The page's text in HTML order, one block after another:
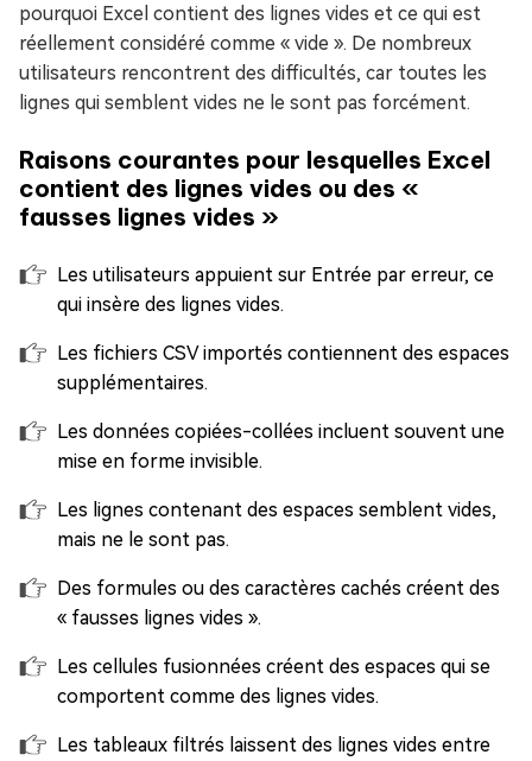
pourquoi Excel contient des lignes vides et ce qui est
réellement considéré comme « vide ». De nombreux
utilisateurs rencontrent des difficultés, car toutes les
lignes qui semblent vides ne le sont pas forcément.
Raisons courantes pour lesquelles Excel
contient des lignes vides ou des «
fausses lignes vides »
Les utilisateurs appuient sur Entrée par erreur, ce
qui insère des lignes vides.
Les fichiers CSV importés contiennent des espaces
supplémentaires.
Les données copiées-collées incluent souvent une
mise en forme invisible.
Les lignes contenant des espaces semblent vides,
mais ne le sont pas.
Des formules ou des caractères cachés créent des
« fausses lignes vides ».
Les cellules fusionnées créent des espaces qui se
comportent comme des lignes vides.
Les tableaux filtrés laissent des lignes vides entre